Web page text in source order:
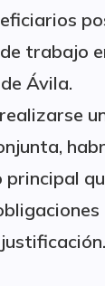
trabajo
Ávila.
principal